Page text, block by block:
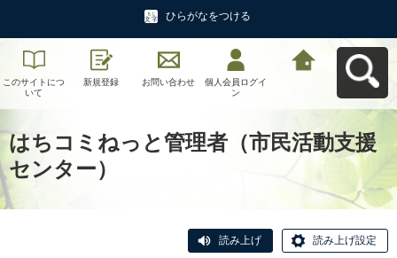
ひらがなをつける
このサイトにつ
いて
新規登録 お問い合わせ
個人会員ログイ
ン
はちコミねっと管理者（市民活動支援
センター）
読み上げ 読み上げ設定